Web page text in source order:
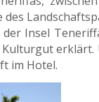
des
Insel
erklärt.
im Hotel.